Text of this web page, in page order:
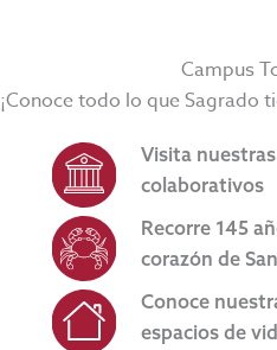
Campus
¡Conoce todo lo que Sagrado
Visita
colaborativos
Recorre 145
corazón de
Conoce
espacios de